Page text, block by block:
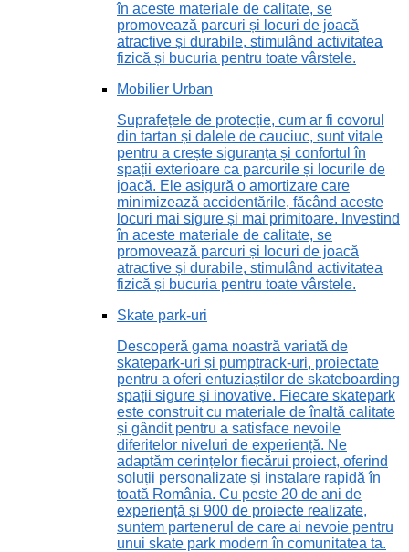
în aceste materiale de calitate, se
promovează parcuri și locuri de joacă
atractive și durabile, stimulând activitatea
fizică și bucuria pentru toate vârstele.
Mobilier Urban
Suprafețele de protecție, cum ar fi covorul
din tartan și dalele de cauciuc, sunt vitale
pentru a crește siguranța și confortul în
spații exterioare ca parcurile și locurile de
joacă. Ele asigură o amortizare care
minimizează accidentările, făcând aceste
locuri mai sigure și mai primitoare. Investind
în aceste materiale de calitate, se
promovează parcuri și locuri de joacă
atractive și durabile, stimulând activitatea
fizică și bucuria pentru toate vârstele.
Skate park-uri
Descoperă gama noastră variată de
skatepark-uri și pumptrack-uri, proiectate
pentru a oferi entuziaștilor de skateboarding
spații sigure și inovative. Fiecare skatepark
este construit cu materiale de înaltă calitate
și gândit pentru a satisface nevoile
diferitelor niveluri de experiență. Ne
adaptăm cerințelor fiecărui proiect, oferind
soluții personalizate și instalare rapidă în
toată România. Cu peste 20 de ani de
experiență și 900 de proiecte realizate,
suntem partenerul de care ai nevoie pentru
unui skate park modern în comunitatea ta.